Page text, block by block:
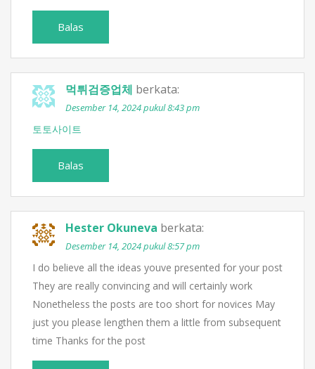
Balas
먹튀검증업체 berkata:
Desember 14, 2024 pukul 8:43 pm
토토사이트
Balas
Hester Okuneva berkata:
Desember 14, 2024 pukul 8:57 pm
I do believe all the ideas youve presented for your post
They are really convincing and will certainly work
Nonetheless the posts are too short for novices May
just you please lengthen them a little from subsequent
time Thanks for the post